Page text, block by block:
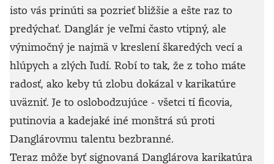
isto vás prinúti sa pozrieť bližšie a ešte raz to
predýchať. Danglár je veľmi často vtipný, ale
výnimočný je najmä v kreslení škaredých vecí a
hlúpych a zlých ľudí. Robí to tak, že z toho máte
radosť, ako keby tú zlobu dokázal v karikatúre
uväzniť. Je to oslobodzujúce - všetci tí ficovia,
putinovia a kadejaké iné monštrá sú proti
Danglárovmu talentu bezbranné.
Teraz môže byť signovaná Danglárova karikatúra